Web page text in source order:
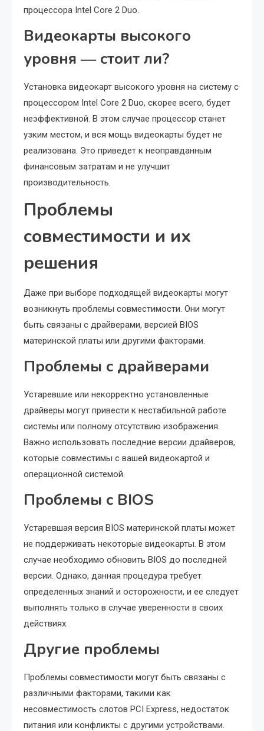
процессора Intel Core 2 Duo.
Видеокарты высокого
уровня ― стоит ли?
Установка видеокарт высокого уровня на систему с
процессором Intel Core 2 Duo, скорее всего, будет
неэффективной. В этом случае процессор станет
узким местом, и вся мощь видеокарты будет не
реализована. Это приведет к неоправданным
финансовым затратам и не улучшит
производительность.
Проблемы
совместимости и их
решения
Даже при выборе подходящей видеокарты могут
возникнуть проблемы совместимости. Они могут
быть связаны с драйверами, версией BIOS
материнской платы или другими факторами.
Проблемы с драйверами
Устаревшие или некорректно установленные
драйверы могут привести к нестабильной работе
системы или полному отсутствию изображения.
Важно использовать последние версии драйверов,
которые совместимы с вашей видеокартой и
операционной системой.
Проблемы с BIOS
Устаревшая версия BIOS материнской платы может
не поддерживать некоторые видеокарты. В этом
случае необходимо обновить BIOS до последней
версии. Однако, данная процедура требует
определенных знаний и осторожности, и ее следует
выполнять только в случае уверенности в своих
действиях.
Другие проблемы
Проблемы совместимости могут быть связаны с
различными факторами, такими как
несовместимость слотов PCI Express, недостаток
питания или конфликты с другими устройствами.